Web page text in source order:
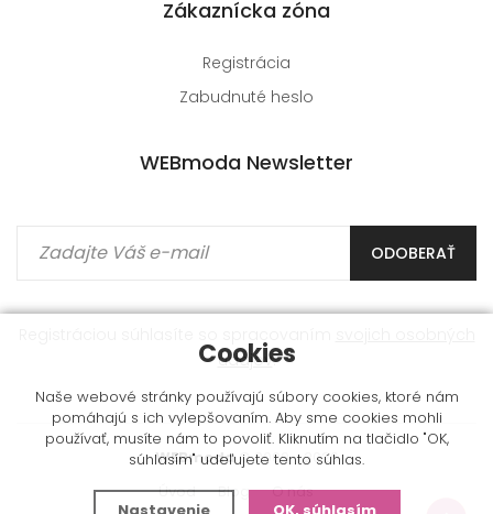
Zákaznícka zóna
Registrácia
Zabudnuté heslo
WEBmoda Newsletter
ODOBERAŤ
údajov.
WEBmoda© 2009 - 2026
Úvod
Blog O nás
Cookies
Naše webové stránky používajú súbory cookies, ktoré nám
pomáhajú s ich vylepšovaním. Aby sme cookies mohli
používať, musíte nám to povoliť. Kliknutím na tlačidlo "OK,
súhlasím" udeľujete tento súhlas.